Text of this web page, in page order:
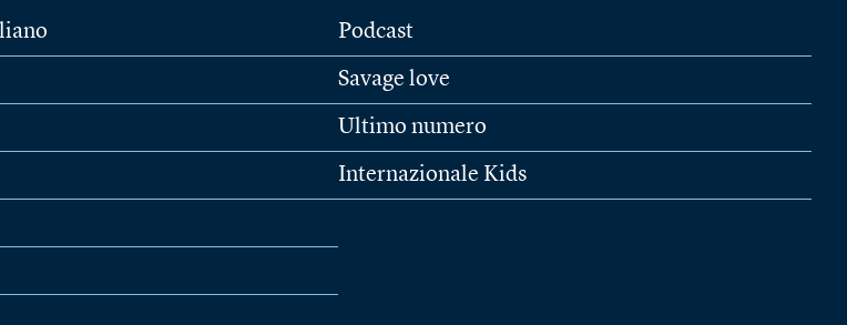
Podcast
Savage love
Ultimo numero
Internazionale Kids